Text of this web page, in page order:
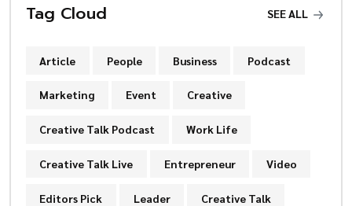
Tag Cloud SEE ALL
Article People Business Podcast
Marketing Event Creative
Creative Talk Podcast Work Life
Creative Talk Live Entrepreneur Video
Editors Pick Leader Creative Talk